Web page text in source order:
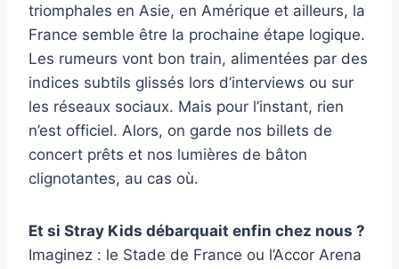
triomphales en Asie, en Amérique et ailleurs, la
France semble être la prochaine étape logique.
Les rumeurs vont bon train, alimentées par des
indices subtils glissés lors d’interviews ou sur
les réseaux sociaux. Mais pour l’instant, rien
n’est officiel. Alors, on garde nos billets de
concert prêts et nos lumières de bâton
clignotantes, au cas où.
Et si Stray Kids débarquait enfin chez nous ?
Imaginez : le Stade de France ou l’Accor Arena